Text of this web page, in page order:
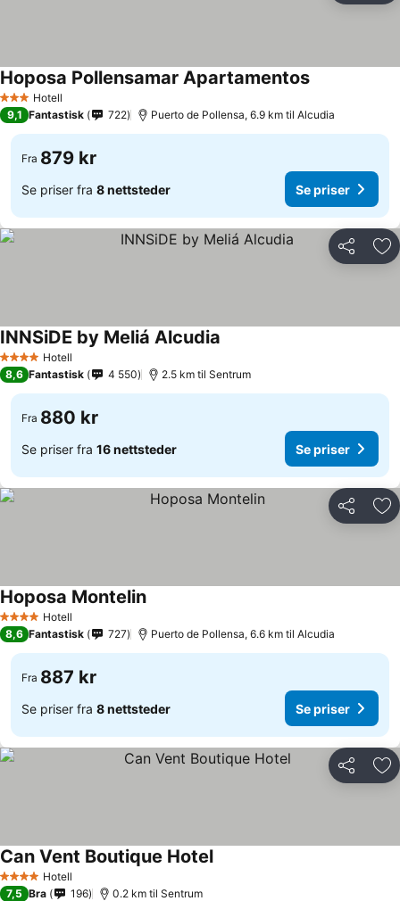
3 StjernerHotell
Hoposa Pollensamar Apartamentos
9,1 Fantastisk 722 Puerto de Pollensa, 6.9 km til Alcudia
Fra 879 kr
Se priser fra 8 nettsteder Se priser
Del
4 StjernerHotell
INNSiDE by Meliá Alcudia
8,6 Fantastisk 4 550 2.5 km til Sentrum
Fra 880 kr
Se priser fra 16 nettsteder Se priser
Del
4 StjernerHotell
Hoposa Montelin
8,6 Fantastisk 727 Puerto de Pollensa, 6.6 km til Alcudia
Fra 887 kr
Se priser fra 8 nettsteder Se priser
Del
4 StjernerHotell
Can Vent Boutique Hotel
7,5 Bra 196 0.2 km til Sentrum